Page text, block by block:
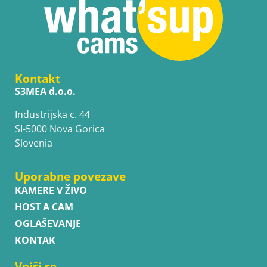
Kontakt
S3MEA d.o.o.
Industrijska c. 44
SI-5000 Nova Gorica
Slovenia
Uporabne povezave
KAMERE V ŽIVO
HOST A CAM
OGLAŠEVANJE
KONTAK